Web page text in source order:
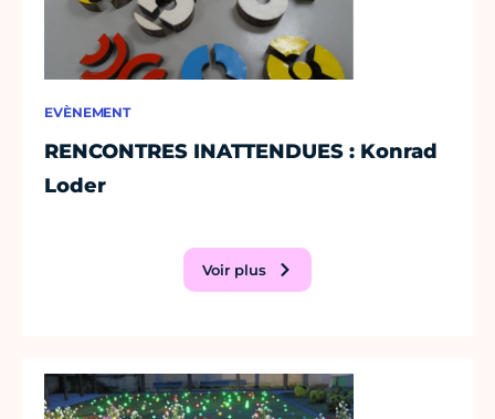
EVÈNEMENT
RENCONTRES INATTENDUES : Konrad
Loder
Voir plus